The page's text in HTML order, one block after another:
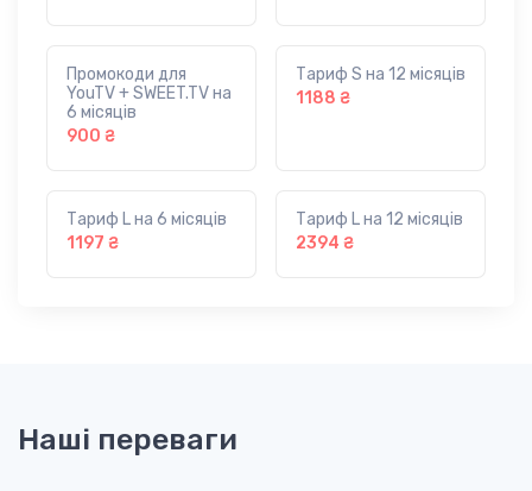
Промокоди для
YouTV + SWEET.TV на
6 місяців
900 ₴
Тариф S на 12 місяців
1188 ₴
Тариф L на 6 місяців
1197 ₴
Тариф L на 12 місяців
2394 ₴
Наші переваги